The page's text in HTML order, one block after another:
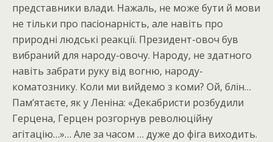
представники влади. Нажаль, не може бути й мови
не тільки про пасіонарність, але навіть про
природні людські реакції. Президент-овоч був
вибраний для народу-овочу. Народу, не здатного
навіть забрати руку від вогню, народу-
коматознику. Коли ми вийдемо з коми? Ой, блін…
Пам’ятаєте, як у Леніна: «Декабристи розбудили
Герцена, Герцен розгорнув революційну
агітацію…»… Але за часом … дуже до фіга виходить.